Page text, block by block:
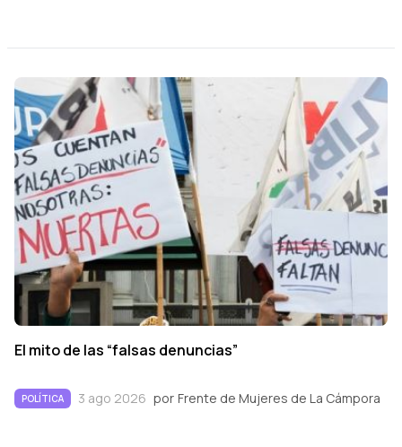
El mito de las “falsas denuncias”
POLÍTICA 3 ago 2026 por Frente de Mujeres de La Cámpora